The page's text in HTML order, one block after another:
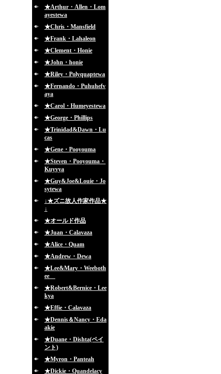
★Arthur・Allen・Lom
ayestewa
★Chris・Mansfield
★Frank・Lahaleon
★Clement・Honie
★John・honie
★Riley・Polyquaptewa
★Fernando・Puhuhefv
aya
★Carol・Humeyestewa
★George・Phillips
★Trinidad&Dawn・Lu
cas
★Gene・Pooyouma
★Steven・Pooyouma・
Kuyvya
★Guy&Joe&Louie・Jo
sytewa
↓★ズニ故人作家作品★
↓
★オールド作品
★Juan・Calavaza
★Alice・Quam
★Andrew・Dewa
★Lee&Mary・Weeboth
ee
★Robert&Bernice・Lee
kya
★Effie・Calavaza
★Dennis＆Nancy・Eda
akie
★Duane・Dishta(ペイ
ント)
★Myron・Panteah
★Dickie・Quandelacy